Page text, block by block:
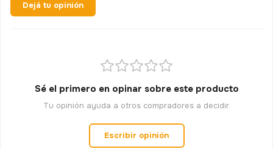
Dejá tu opinión
Sé el primero en opinar sobre este producto
Tu opinión ayuda a otros compradores a decidir.
Escribir opinión